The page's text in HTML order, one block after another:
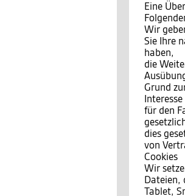
Eine
Wir
Sie Ihre
haben,
die
Grund
für den
dies
von
Cookies
Wir
Dateien,
Tablet,